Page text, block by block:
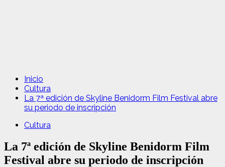
Inicio
Cultura
La 7ª edición de Skyline Benidorm Film Festival abre
su periodo de inscripción
Cultura
La 7ª edición de Skyline Benidorm Film
Festival abre su periodo de inscripción